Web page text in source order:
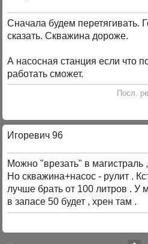
Сначала будем перетягивать.
сказать. Скважина дороже.
А насосная станция если что
работать сможет.
Посл.
Игоревич 96
Можно "врезать" в
Но скважина+насос - рулит .
лучше брать от 100 литров . У
в запасе 50 будет , хрен там .